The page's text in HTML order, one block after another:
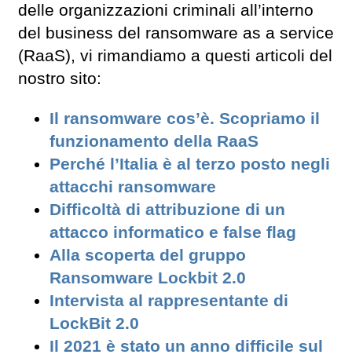
delle organizzazioni criminali all’interno
del business del ransomware as a service
(RaaS), vi rimandiamo a questi articoli del
nostro sito:
Il ransomware cos’è. Scopriamo il
funzionamento della RaaS
Perché l’Italia è al terzo posto negli
attacchi ransomware
Difficoltà di attribuzione di un
attacco informatico e false flag
Alla scoperta del gruppo
Ransomware Lockbit 2.0
Intervista al rappresentante di
LockBit 2.0
Il 2021 è stato un anno difficile sul